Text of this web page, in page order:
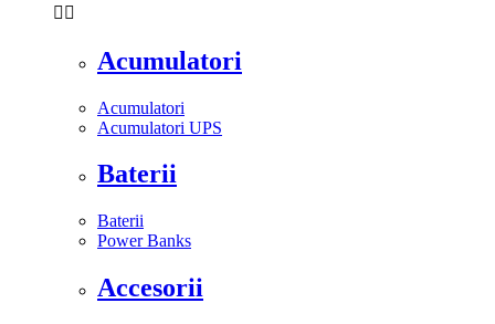
 
Acumulatori
Acumulatori
Acumulatori UPS
Baterii
Baterii
Power Banks
Accesorii